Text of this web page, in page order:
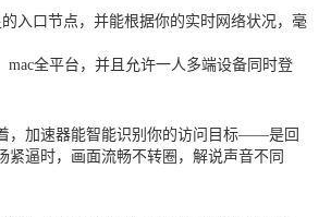
入口节点，并能根据你的实时网络状况，毫
mac全平台，并且允许一人多端设备同时登
，加速器能智能识别你的访问目标——是回
逼时，画面流畅不转圈，解说声音不同